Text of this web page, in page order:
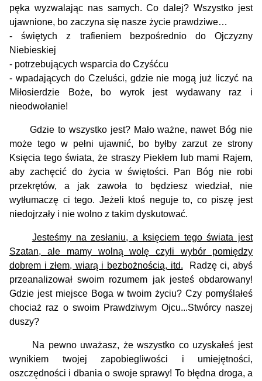
pęka wyzwalając nas samych. Co dalej? Wszystko jest
ujawnione, bo zaczyna się nasze życie prawdziwe…
- świętych z trafieniem bezpośrednio do Ojczyzny
Niebieskiej
- potrzebujących wsparcia do Czyśćcu
- wpadających do Czeluści, gdzie nie mogą już liczyć na
Miłosierdzie Boże, bo wyrok jest wydawany raz i
nieodwołanie!
Gdzie to wszystko jest? Mało ważne, nawet Bóg nie
może tego w pełni ujawnić, bo byłby zarzut ze strony
Księcia tego świata, że straszy Piekłem lub mami Rajem,
aby zachęcić do życia w świętości. Pan Bóg nie robi
przekrętów, a jak zawoła to będziesz wiedział, nie
wytłumaczę ci tego. Jeżeli ktoś neguje to, co piszę jest
niedojrzały i nie wolno z takim dyskutować.
Jesteśmy na zesłaniu, a księciem tego świata jest
Szatan, ale mamy wolną wolę czyli wybór pomiędzy
dobrem i złem, wiarą i bezbożnością, itd. Radzę ci, abyś
przeanalizował swoim rozumem jak jesteś obdarowany!
Gdzie jest miejsce Boga w twoim życiu? Czy pomyślałeś
chociaż raz o swoim Prawdziwym Ojcu...Stwórcy naszej
duszy?
Na pewno uważasz, że wszystko co uzyskałeś jest
wynikiem twojej zapobiegliwości i umiejętności,
oszczędności i dbania o swoje sprawy! To błędna droga, a